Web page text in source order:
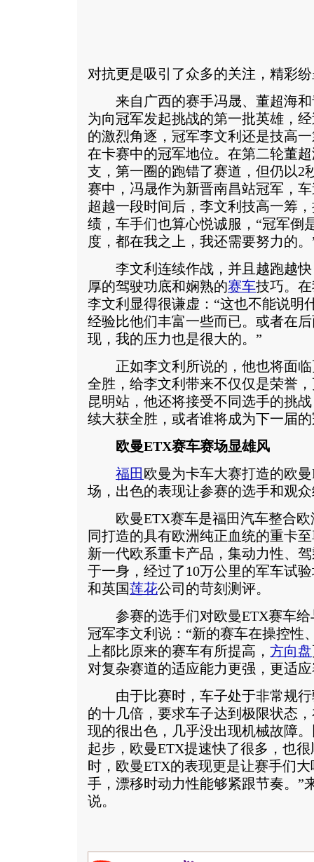
对抗更是吸引了众多的关注，精彩
来自广西的赛手冯晟、董超海和
为向冠军发起挑战的第一批英雄，
的激烈角逐，冠军李文利还是技高
在卡赛中的冠军地位。在第二轮董
支，第一圈的跑错了赛道，但仍以2
赛中，冯晟作为新晋南昌站冠军，
超越一段时间后，李文利技高一筹
绩，车手们也算心悦诚服，“冠军倒
度，都在我之上，我还需要努力的。
李文利连续作战，并且越跑越快
厚的驾驶功底和娴熟的赛车技巧。
李文利显得很谦虚：“这也不能说明
经验比他们丰富一些而已。或者在
现，我的压力也是很大的。”
正如李文利所说的，他也将面临
全胜，给李文利带来不仅仅是荣誉
昆明站，他还将接受不同选手的挑
续大获全胜，或者谁将成为下一届
欧曼ETX赛车赛场显雄风
福田 欧曼为卡车大赛打造的欧
场，出色的表现让参赛的选手和观
欧曼ETX赛车是福田汽车整合欧
同打造的具有欧洲纯正血统的重卡
新一代欧系重卡产品，集动力性、
于一身，经过了10万公里的军车试
和英国莲花公司的苛刻测评。
参赛的选手们对欧曼ETX赛车给
冠军李文利说：“新的赛车在操控性
上都比原来的赛车有所提高， 方向盘
对复杂赛道的适应能力更强，更适
由于比赛时，车子处于非常规行
的十几倍，要求车子达到极限状态
现的很出色，几乎没出现机械故障
起步，欧曼ETX提速快了很多，也
时，欧曼ETX的表现更是让赛手们
手，漂移时动力性能够紧跟节奏。”
说。